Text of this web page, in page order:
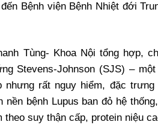
Bệnh viện Bệnh Nhiệt đới
Tùng- Khoa Nội tổng hợp,
Stevens-Johnson (SJS) –
nhưng rất nguy hiểm, đặc
nền bệnh Lupus ban đỏ hệ
theo suy thận cấp, protein niệu